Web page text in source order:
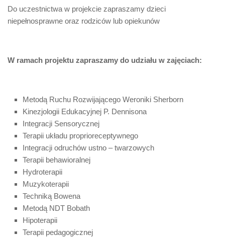
Do uczestnictwa w projekcie zapraszamy dzieci
niepełnosprawne oraz rodziców lub opiekunów
W ramach projektu zapraszamy do udziału w zajęciach:
Metodą Ruchu Rozwijającego Weroniki Sherborn
Kinezjologii Edukacyjnej P. Dennisona
Integracji Sensorycznej
Terapii układu proprioreceptywnego
Integracji odruchów ustno – twarzowych
Terapii behawioralnej
Hydroterapii
Muzykoterapii
Techniką Bowena
Metodą NDT Bobath
Hipoterapii
Terapii pedagogicznej